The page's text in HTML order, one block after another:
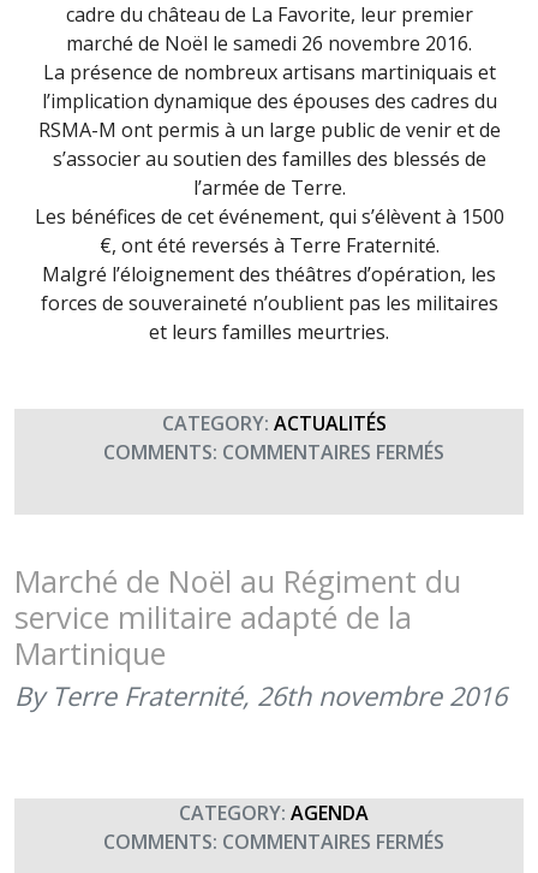
cadre du château de La Favorite, leur premier
marché de Noël le samedi 26 novembre 2016.
La présence de nombreux artisans martiniquais et
l’implication dynamique des épouses des cadres du
RSMA-M ont permis à un large public de venir et de
s’associer au soutien des familles des blessés de
l’armée de Terre.
Les bénéfices de cet événement, qui s’élèvent à 1500
€, ont été reversés à Terre Fraternité.
Malgré l’éloignement des théâtres d’opération, les
forces de souveraineté n’oublient pas les militaires
et leurs familles meurtries.
CATEGORY: ACTUALITÉS
COMMENTS: COMMENTAIRES FERMÉS
RSMA-
TERRE
SON
MARCHÉ
(26
Marché de Noël au Régiment du
service militaire adapté de la
Martinique
By Terre Fraternité, 26th novembre 2016
CATEGORY: AGENDA
COMMENTS: COMMENTAIRES FERMÉS